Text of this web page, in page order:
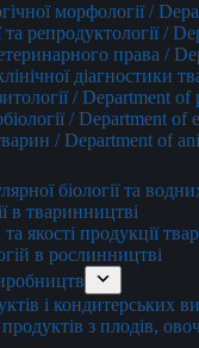
морфології /
та репродуктології /
права /
діагностики
/ Department
/ Department
тварин / Department of
біології та
в тваринництві
якості продукції
в рослинництві
і кондитерських
з плодів,